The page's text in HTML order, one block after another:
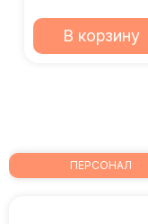
В корзину
ПЕРСОНАЛ